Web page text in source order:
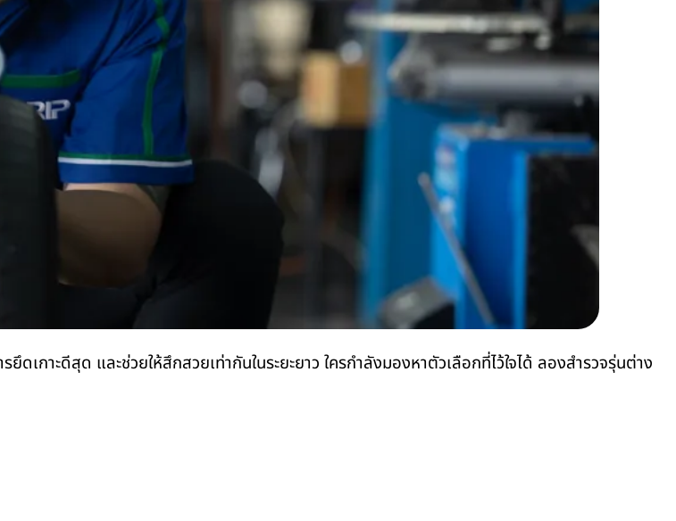
ยึดเกาะดีสุด และช่วยให้สึกสวยเท่ากันในระยะยาว ใครกำลังมองหาตัวเลือกที่ไว้ใจได้ ลองสำรวจรุ่นต่าง